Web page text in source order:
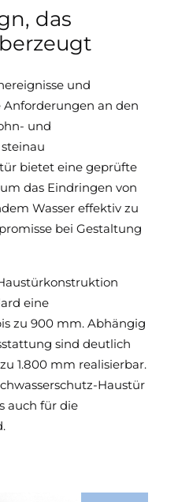
das
und
Anforderungen an den
und
bietet eine geprüfte
das Eindringen von
Wasser effektiv zu
bei Gestaltung
eine
zu 900 mm. Abhängig
sind deutlich
1.800 mm realisierbar.
Haustür
auch für die
Haustür ist
nach außen öffnend